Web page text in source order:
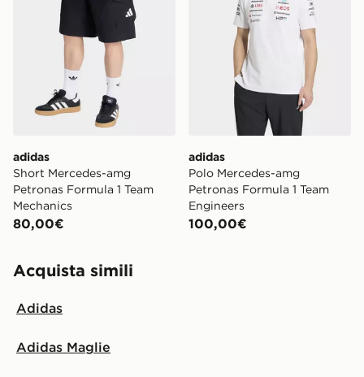
adidas
Short Mercedes-amg
Petronas Formula 1 Team
Mechanics
80,00€
adidas
Polo Mercedes-amg
Petronas Formula 1 Team
Engineers
100,00€
Acquista simili
Adidas
Adidas Maglie